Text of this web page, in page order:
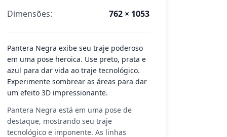
Dimensões: 762 × 1053
Pantera Negra exibe seu traje poderoso
em uma pose heroica. Use preto, prata e
azul para dar vida ao traje tecnológico.
Experimente sombrear as áreas para dar
um efeito 3D impressionante.
Pantera Negra está em uma pose de
destaque, mostrando seu traje
tecnológico e imponente. As linhas